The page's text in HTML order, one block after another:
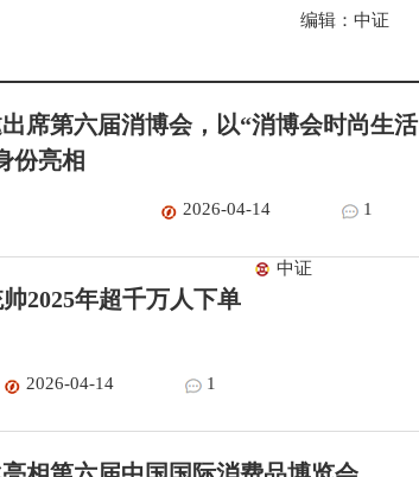
编辑：中证
席第六届消博会，以“消博会时尚生活
份亮相
2026-04-14 1
2025年超千万人下单
中证
2026-04-14 1